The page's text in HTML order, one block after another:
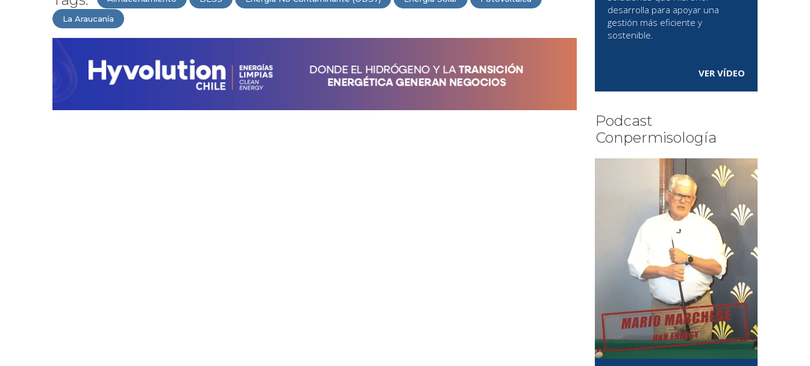
La Araucanía
desarrolla para apoyar una
gestión más eficiente y
sostenible.
VER VÍDEO
Podcast
Conpermisología